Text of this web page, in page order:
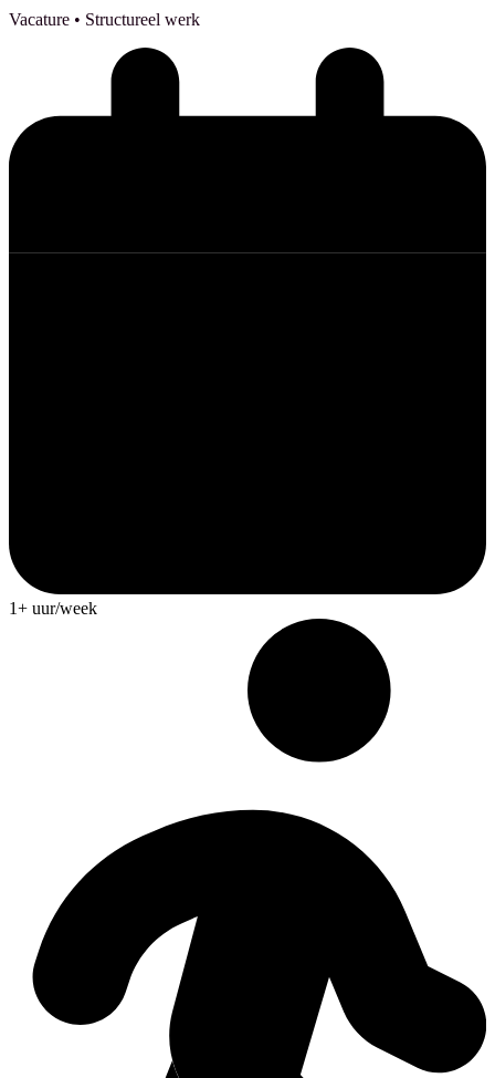
Vacature • Structureel werk
1+ uur/week